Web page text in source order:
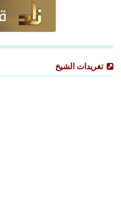
تغريدات الشيخ